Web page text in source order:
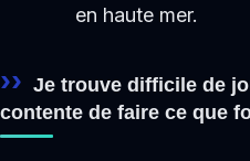
en haute mer.
Je trouve difficile de
contente de faire ce que